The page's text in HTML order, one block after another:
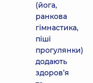
(йога,
ранкова
гімнастика,
піші
прогулянки)
додають
здоров’я